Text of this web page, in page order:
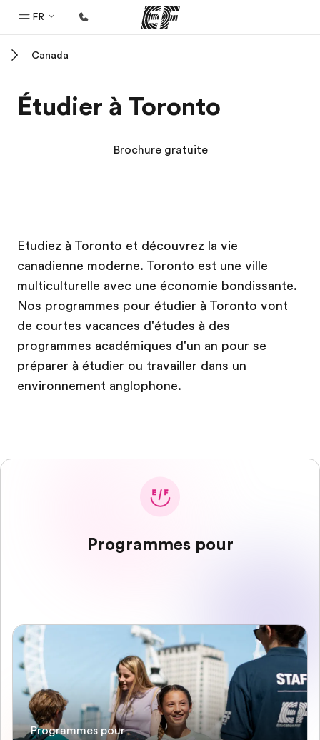
FR
Bienvenue chez EF
Programmes
Qui sommes-nous ?
EF recrute
Rejoignez nos équipes
Canada
Étudier à Toronto
Brochure gratuite
Etudiez à Toronto et découvrez la vie
canadienne moderne. Toronto est une ville
multiculturelle avec une économie bondissante.
Nos programmes pour étudier à Toronto vont
de courtes vacances d'études à des
programmes académiques d'un an pour se
préparer à étudier ou travailler dans un
environnement anglophone.
Programmes pour
Programmes pour